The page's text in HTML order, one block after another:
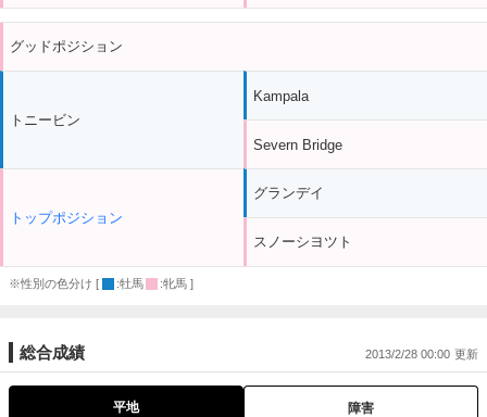
グッドポジション
トニービン
トップポジション
Kampala
Severn Bridge
グランデイ
スノーシヨツト
※性別の色分け [ :牡馬 :牝馬 ]
総合成績 2013/2/28 00:00
平地 障害